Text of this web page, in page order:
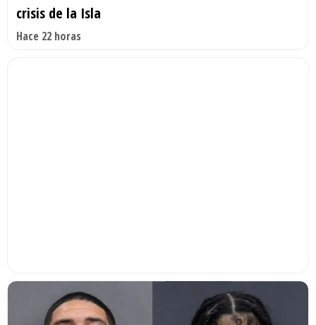
crisis de la Isla
Hace 22 horas